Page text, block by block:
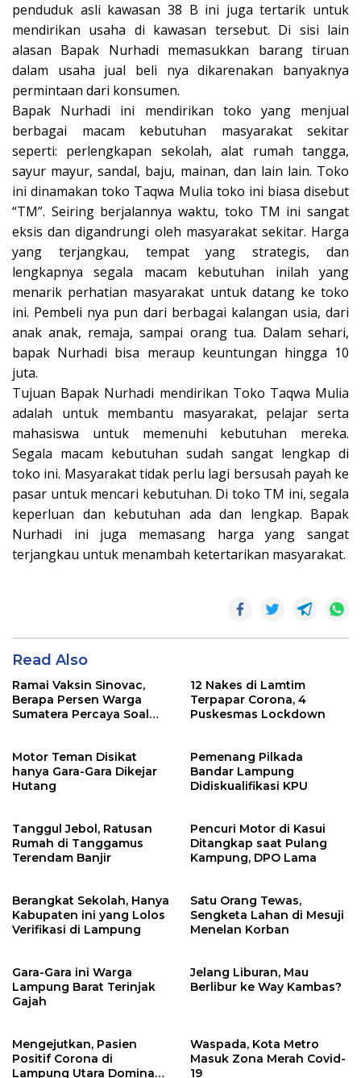
penduduk asli kawasan 38 B ini juga tertarik untuk
mendirikan usaha di kawasan tersebut. Di sisi lain
alasan Bapak Nurhadi memasukkan barang tiruan
dalam usaha jual beli nya dikarenakan banyaknya
permintaan dari konsumen.
Bapak Nurhadi ini mendirikan toko yang menjual
berbagai macam kebutuhan masyarakat sekitar
seperti: perlengkapan sekolah, alat rumah tangga,
sayur mayur, sandal, baju, mainan, dan lain lain. Toko
ini dinamakan toko Taqwa Mulia toko ini biasa disebut
“TM”. Seiring berjalannya waktu, toko TM ini sangat
eksis dan digandrungi oleh masyarakat sekitar. Harga
yang terjangkau, tempat yang strategis, dan
lengkapnya segala macam kebutuhan inilah yang
menarik perhatian masyarakat untuk datang ke toko
ini. Pembeli nya pun dari berbagai kalangan usia, dari
anak anak, remaja, sampai orang tua. Dalam sehari,
bapak Nurhadi bisa meraup keuntungan hingga 10
juta.
Tujuan Bapak Nurhadi mendirikan Toko Taqwa Mulia
adalah untuk membantu masyarakat, pelajar serta
mahasiswa untuk memenuhi kebutuhan mereka.
Segala macam kebutuhan sudah sangat lengkap di
toko ini. Masyarakat tidak perlu lagi bersusah payah ke
pasar untuk mencari kebutuhan. Di toko TM ini, segala
keperluan dan kebutuhan ada dan lengkap. Bapak
Nurhadi ini juga memasang harga yang sangat
terjangkau untuk menambah ketertarikan masyarakat.
Read Also
Ramai Vaksin Sinovac,
Berapa Persen Warga
Sumatera Percaya Soal
12 Nakes di Lamtim
Terpapar Corona, 4
Puskesmas Lockdown
Motor Teman Disikat
hanya Gara-Gara Dikejar
Hutang
Pemenang Pilkada
Bandar Lampung
Didiskualifikasi KPU
Tanggul Jebol, Ratusan
Rumah di Tanggamus
Terendam Banjir
Pencuri Motor di Kasui
Ditangkap saat Pulang
Kampung, DPO Lama
Berangkat Sekolah, Hanya
Kabupaten ini yang Lolos
Verifikasi di Lampung
Satu Orang Tewas,
Sengketa Lahan di Mesuji
Menelan Korban
Gara-Gara ini Warga
Lampung Barat Terinjak
Gajah
Jelang Liburan, Mau
Berlibur ke Way Kambas?
Mengejutkan, Pasien
Positif Corona di
Lampung Utara Dominan
Waspada, Kota Metro
Masuk Zona Merah Covid-
19